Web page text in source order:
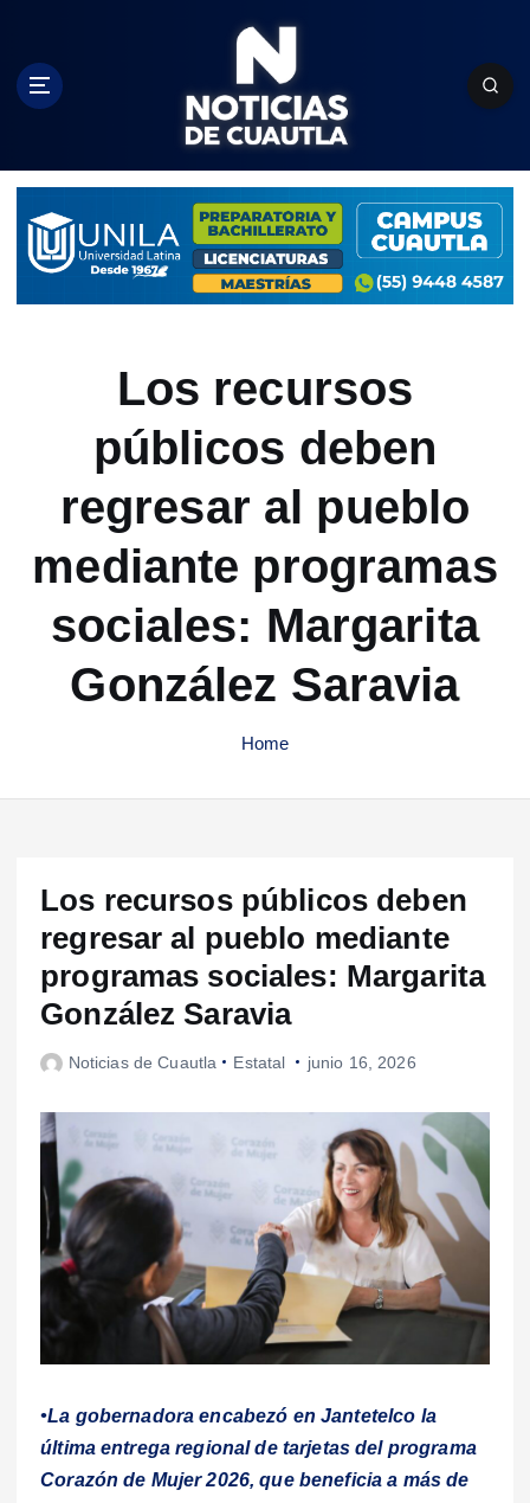
c
Los recursos
públicos deben
regresar al pueblo
mediante programas
sociales: Margarita
González Saravia
Home
Los recursos públicos deben
regresar al pueblo mediante
programas sociales: Margarita
González Saravia
Noticias de Cuautla Estatal junio 16, 2026
•La gobernadora encabezó en Jantetelco la
última entrega regional de tarjetas del programa
Corazón de Mujer 2026, que beneficia a más de